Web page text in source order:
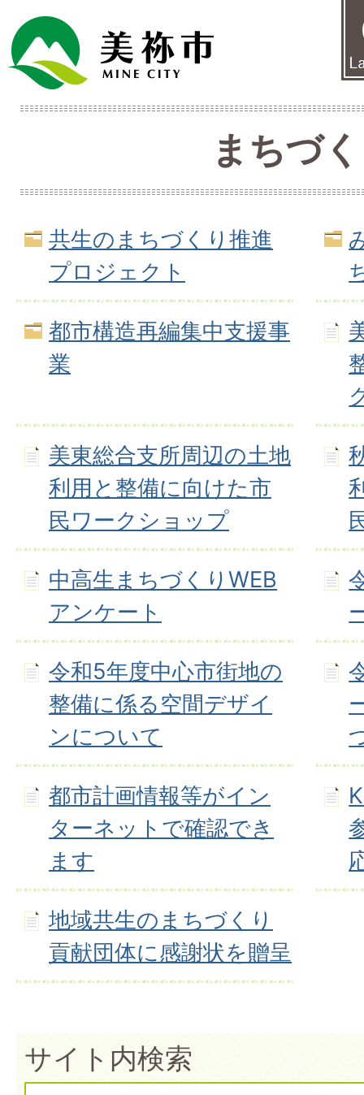
まちづ
共生のまちづくり推進
プロジェクト
都市構造再編集中支援事
業
美東総合支所周辺の土地
利用と整備に向けた市
民ワークショップ
中高生まちづくりWEB
アンケート
令和5年度中心市街地の
整備に係る空間デザイ
ンについて
都市計画情報等がイン
ターネットで確認でき
ます
地域共生のまちづくり
貢献団体に感謝状を贈呈
サイト内検索